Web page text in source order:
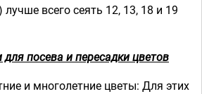
всего сеять 12, 13, 18 и 19
посева и пересадки цветов
и многолетние цветы: Для этих